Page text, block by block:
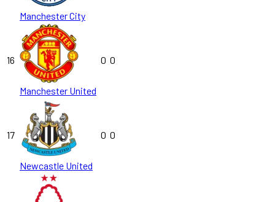
Manchester City
16
Manchester United
0 0
17
Newcastle United
0 0